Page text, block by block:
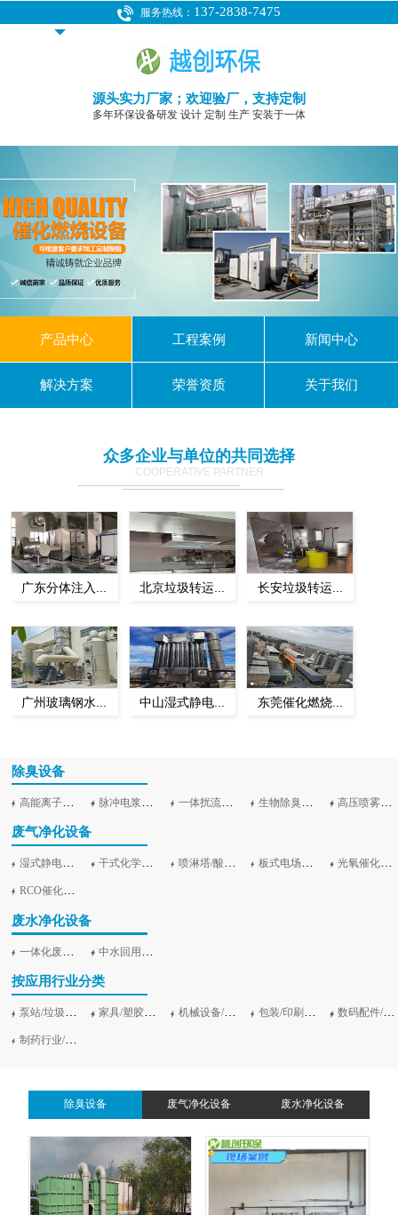
服务热线： 137-2838-7475
源头实力厂家；欢迎验厂，支持定制
多年环保设备研发 设计 定制 生产 安装于一体
产品中心 工程案例 新闻中心
解决方案 荣誉资质 关于我们
众多企业与单位的共同选择
COOPERATIVE PARTNER
广东分体注入... 北京垃圾转运... 长安垃圾转运...
广州玻璃钢水... 中山湿式静电... 东莞催化燃烧...
除臭设备
高能离子除臭设备 脉冲电浆除臭设备 一体扰流除臭设备 生物除臭设备及滤池加盖 高压喷雾除臭净化设备
废气净化设备
湿式静电工业油烟净化设备 干式化学滤料/活性炭吸附设备 喷淋塔/酸雾净塔/旋流塔 板式电场等离子净化设备 光氧催化净化设备（UV光解）
RCO催化吸附燃烧设备
废水净化设备
一体化废水处理设备 中水回用净化设备
按应用行业分类
泵站/垃圾站/污水站 家具/塑胶行业 机械设备/电子行业 包装/印刷行业 数码配件/汽车零部件加工
制药行业/食品行业
除臭设备 废气净化设备 废水净化设备